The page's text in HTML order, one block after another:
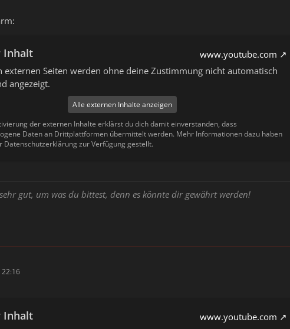
Inhalt
www.youtube.com
externen Seiten werden ohne deine Zustimmung nicht automatisch
angezeigt.
Alle externen Inhalte anzeigen
der externen Inhalte erklärst du dich damit einverstanden, dass
Daten an Drittplattformen übermittelt werden. Mehr Informationen dazu haben
Datenschutzerklärung zur Verfügung gestellt.
gut, um was du bittest, denn es könnte dir gewährt werden!
Inhalt
www.youtube.com